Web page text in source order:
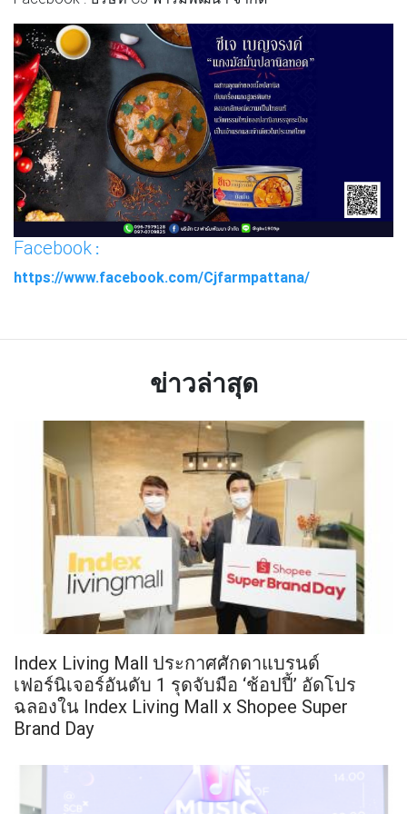
Facebook :
https://www.facebook.com/Cjfarmpattana/
ข่าวล่าสุด
Index Living Mall ประกาศศักดาแบรนด์
เฟอร์นิเจอร์อันดับ 1 รุดจับมือ ‘ช้อปปี้’ อัดโปร
ฉลองใน Index Living Mall x Shopee Super
Brand Day